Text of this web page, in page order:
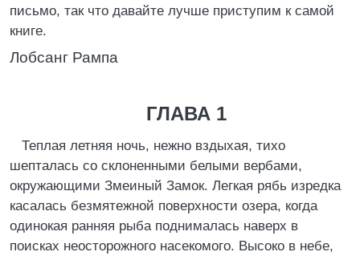
письмо, так что давайте лучше приступим к самой
книге.
Лобсанг Рампа
ГЛАВА 1
Теплая летняя ночь, нежно вздыхая, тихо
шепталась со склоненными белыми вербами,
окружающими Змеиный Замок. Легкая рябь изредка
касалась безмятежной поверхности озера, когда
одинокая ранняя рыба поднималась наверх в
поисках неосторожного насекомого. Высоко в небе,